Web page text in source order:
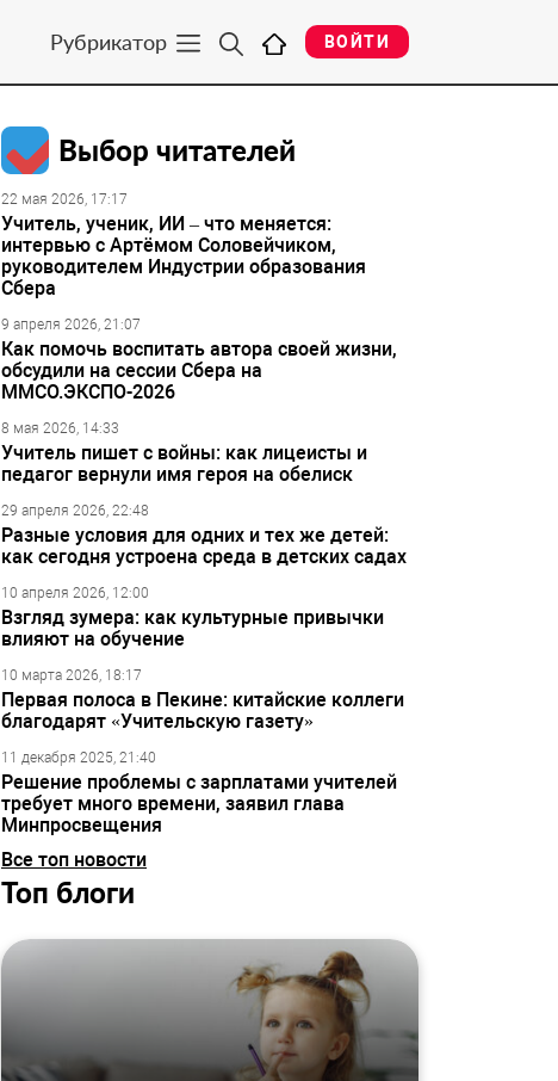
Рубрикатор ВОЙТИ
Выбор читателей
22 мая 2026, 17:17
Учитель, ученик, ИИ – что меняется:
интервью с Артёмом Соловейчиком,
руководителем Индустрии образования
Сбера
9 апреля 2026, 21:07
Как помочь воспитать автора своей жизни,
обсудили на сессии Сбера на
ММСО.ЭКСПО-2026
8 мая 2026, 14:33
Учитель пишет с войны: как лицеисты и
педагог вернули имя героя на обелиск
29 апреля 2026, 22:48
Разные условия для одних и тех же детей:
как сегодня устроена среда в детских садах
10 апреля 2026, 12:00
Взгляд зумера: как культурные привычки
влияют на обучение
10 марта 2026, 18:17
Первая полоса в Пекине: китайские коллеги
благодарят «Учительскую газету»
11 декабря 2025, 21:40
Решение проблемы с зарплатами учителей
требует много времени, заявил глава
Минпросвещения
Все топ новости
Топ блоги